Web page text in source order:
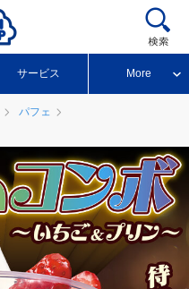
サービス More
パフェ